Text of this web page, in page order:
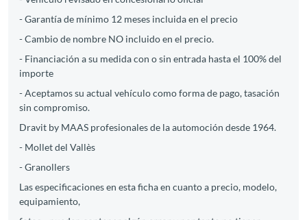
- Garantía de mínimo 12 meses incluida en el precio
- Cambio de nombre NO incluido en el precio.
- Financiación a su medida con o sin entrada hasta el 100% del
importe
- Aceptamos su actual vehículo como forma de pago, tasación
sin compromiso.
Dravit by MAAS profesionales de la automoción desde 1964.
- Mollet del Vallès
- Granollers
Las especificaciones en esta ficha en cuanto a precio, modelo,
equipamiento,